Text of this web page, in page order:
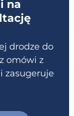
na
drodze do
omówi z
zasugeruje